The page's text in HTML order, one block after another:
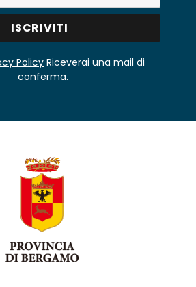
Policy Riceverai una mail di
conferma.